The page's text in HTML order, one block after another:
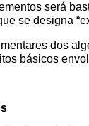
será
se designa
dos
básicos